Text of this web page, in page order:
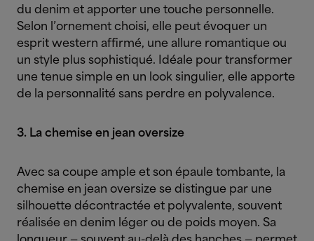
du denim et apporter une touche personnelle.
Selon l’ornement choisi, elle peut évoquer un
esprit western affirmé, une allure romantique ou
un style plus sophistiqué. Idéale pour transformer
une tenue simple en un look singulier, elle apporte
de la personnalité sans perdre en polyvalence.
3. La chemise en jean oversize
Avec sa coupe ample et son épaule tombante, la
chemise en jean oversize se distingue par une
silhouette décontractée et polyvalente, souvent
réalisée en denim léger ou de poids moyen. Sa